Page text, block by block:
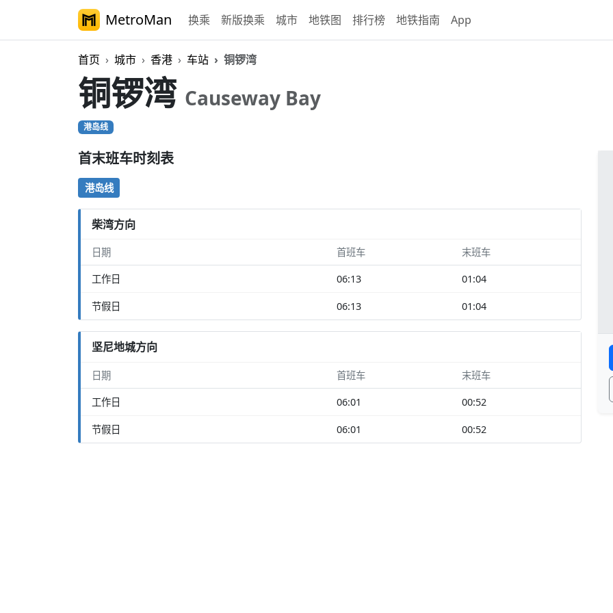
MetroMan 换乘 新版换乘 城市 地铁图 排行榜 地铁指南 App
首页 城市 香港 车站 铜锣湾
铜锣湾 Causeway Bay
港岛线
首末班车时刻表
港岛线
柴湾方向
日期 首班车 末班车
工作日 06:13 01:04
节假日 06:13 01:04
坚尼地城方向
日期 首班车 末班车
工作日 06:01 00:52
节假日 06:01 00:52